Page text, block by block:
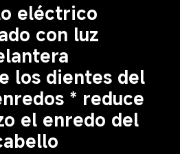
eléctrico
con luz
los dientes del
* reduce
el enredo del